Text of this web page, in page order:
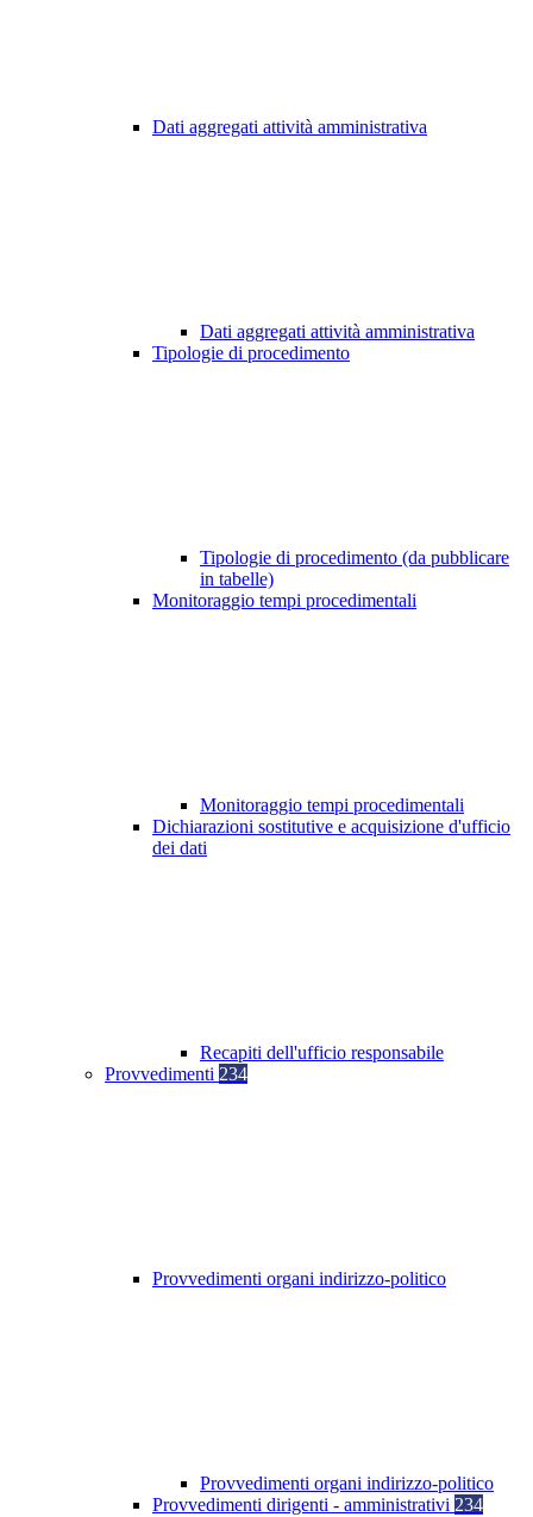
Dati aggregati attività amministrativa
Dati aggregati attività amministrativa
Tipologie di procedimento
Tipologie di procedimento (da pubblicare
in tabelle)
Monitoraggio tempi procedimentali
Monitoraggio tempi procedimentali
Dichiarazioni sostitutive e acquisizione d'ufficio
dei dati
Recapiti dell'ufficio responsabile
Provvedimenti 234
Provvedimenti organi indirizzo-politico
Provvedimenti organi indirizzo-politico
Provvedimenti dirigenti - amministrativi 234